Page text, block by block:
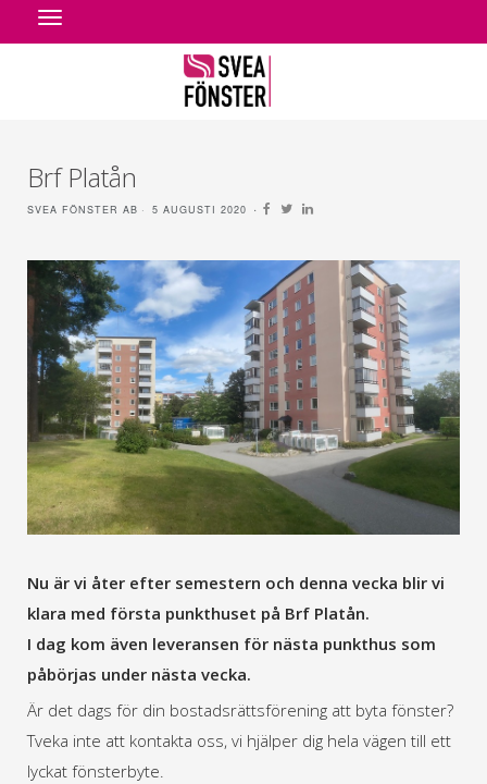
Toggle
navigation
Brf Platån
SVEA FÖNSTER AB 5 AUGUSTI 2020
Nu är vi åter efter semestern och denna vecka blir vi
klara med första punkthuset på Brf Platån.
I dag kom även leveransen för nästa punkthus som
påbörjas under nästa vecka.
Är det dags för din bostadsrättsförening att byta fönster?
Tveka inte att kontakta oss, vi hjälper dig hela vägen till ett
lyckat fönsterbyte.